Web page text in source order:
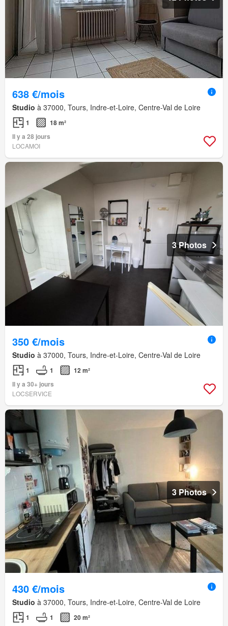
638 €/mois
Studio à 37000, Tours, Indre-et-Loire, Centre-Val de Loire
1
18 m²
Il y a 28 jours
LOCAMOI
3 Photos
350 €/mois
Studio à 37000, Tours, Indre-et-Loire, Centre-Val de Loire
1 1
12 m²
Il y a 30+ jours
LOCSERVICE
3 Photos
430 €/mois
Studio à 37000, Tours, Indre-et-Loire, Centre-Val de Loire
1 1
20 m²